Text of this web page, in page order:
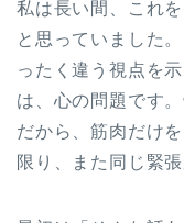
私は長い間、これ
と思っていました
ったく違う視点を
は、心の問題です
だから、筋肉だけ
限り、また同じ緊